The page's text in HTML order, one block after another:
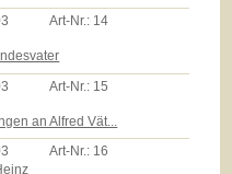
Art-Nr.: 14
Art-Nr.: 15
an Alfred Vät...
Art-Nr.: 16